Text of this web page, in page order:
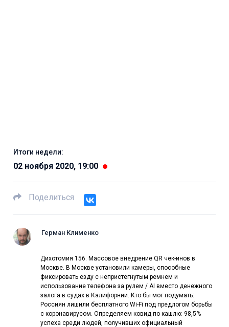
Итоги недели:
02 ноября 2020, 19:00
Поделиться
Герман Клименко
Дихотомия 156. Массовое внедрение QR чек-инов в
Москве. В Москве установили камеры, способные
фиксировать езду с непристегнутым ремнем и
использование телефона за рулем / AI вместо денежного
залога в судах в Калифорнии. Кто бы мог подумать:
Россиян лишили бесплатного Wi-Fi под предлогом борьбы
с коронавирусом. Определяем ковид по кашлю: 98,5%
успеха среди людей, получивших официальный